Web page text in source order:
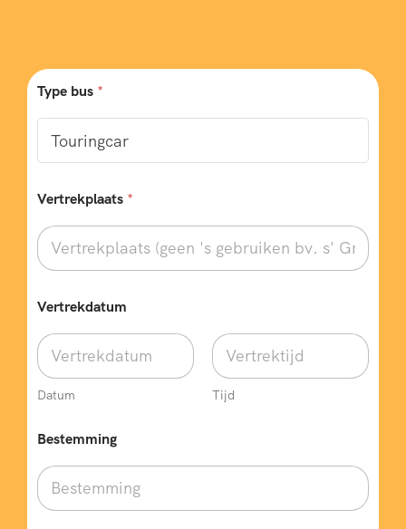
Type bus *
Vertrekplaats *
Vertrekdatum
Datum Tijd
Bestemming